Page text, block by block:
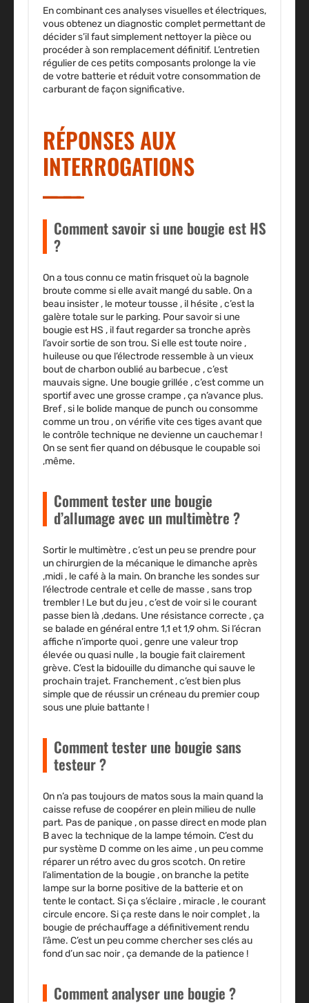
En combinant ces analyses visuelles et électriques,
vous obtenez un diagnostic complet permettant de
décider s’il faut simplement nettoyer la pièce ou
procéder à son remplacement définitif. L’entretien
régulier de ces petits composants prolonge la vie
de votre batterie et réduit votre consommation de
carburant de façon significative.
RÉPONSES AUX
INTERROGATIONS
Comment savoir si une bougie est HS
?
On a tous connu ce matin frisquet où la bagnole
broute comme si elle avait mangé du sable. On a
beau insister , le moteur tousse , il hésite , c’est la
galère totale sur le parking. Pour savoir si une
bougie est HS , il faut regarder sa tronche après
l’avoir sortie de son trou. Si elle est toute noire ,
huileuse ou que l’électrode ressemble à un vieux
bout de charbon oublié au barbecue , c’est
mauvais signe. Une bougie grillée , c’est comme un
sportif avec une grosse crampe , ça n’avance plus.
Bref , si le bolide manque de punch ou consomme
comme un trou , on vérifie vite ces tiges avant que
le contrôle technique ne devienne un cauchemar !
On se sent fier quand on débusque le coupable soi
,même.
Comment tester une bougie
d’allumage avec un multimètre ?
Sortir le multimètre , c’est un peu se prendre pour
un chirurgien de la mécanique le dimanche après
,midi , le café à la main. On branche les sondes sur
l’électrode centrale et celle de masse , sans trop
trembler ! Le but du jeu , c’est de voir si le courant
passe bien là ,dedans. Une résistance correcte , ça
se balade en général entre 1,1 et 1,9 ohm. Si l’écran
affiche n’importe quoi , genre une valeur trop
élevée ou quasi nulle , la bougie fait clairement
grève. C’est la bidouille du dimanche qui sauve le
prochain trajet. Franchement , c’est bien plus
simple que de réussir un créneau du premier coup
sous une pluie battante !
Comment tester une bougie sans
testeur ?
On n’a pas toujours de matos sous la main quand la
caisse refuse de coopérer en plein milieu de nulle
part. Pas de panique , on passe direct en mode plan
B avec la technique de la lampe témoin. C’est du
pur système D comme on les aime , un peu comme
réparer un rétro avec du gros scotch. On retire
l’alimentation de la bougie , on branche la petite
lampe sur la borne positive de la batterie et on
tente le contact. Si ça s’éclaire , miracle , le courant
circule encore. Si ça reste dans le noir complet , la
bougie de préchauffage a définitivement rendu
l’âme. C’est un peu comme chercher ses clés au
fond d’un sac noir , ça demande de la patience !
Comment analyser une bougie ?